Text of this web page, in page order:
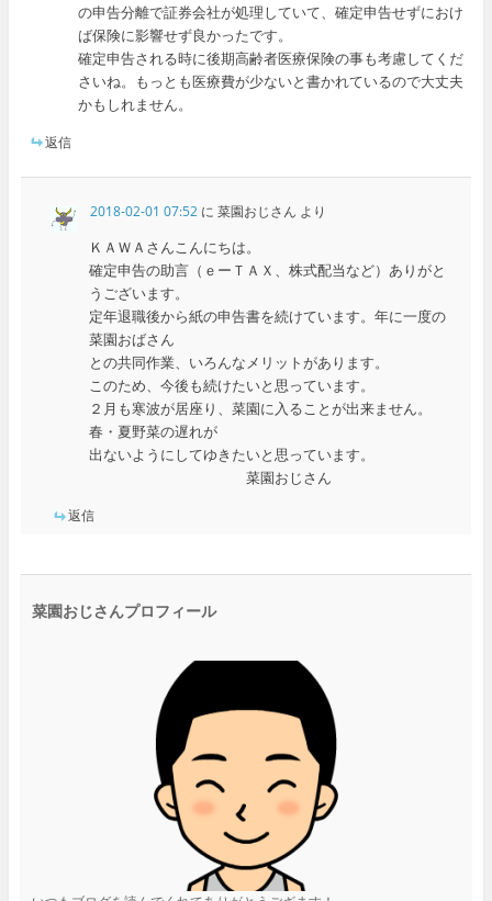
の申告分離で証券会社が処理していて、確定申告せずにおけ
ば保険に影響せず良かったです。
確定申告される時に後期高齢者医療保険の事も考慮してくだ
さいね。もっとも医療費が少ないと書かれているので大丈夫
かもしれません。
返信
2018-02-01 07:52に 菜園おじさん より
ＫＡＷＡさんこんにちは。
確定申告の助言（ｅーＴＡＸ、株式配当など）ありがと
うございます。
定年退職後から紙の申告書を続けています。年に一度の
菜園おばさん
との共同作業、いろんなメリットがあります。
このため、今後も続けたいと思っています。
２月も寒波が居座り、菜園に入ることが出来ません。
春・夏野菜の遅れが
出ないようにしてゆきたいと思っています。
菜園おじさん
返信
菜園おじさんプロフィール